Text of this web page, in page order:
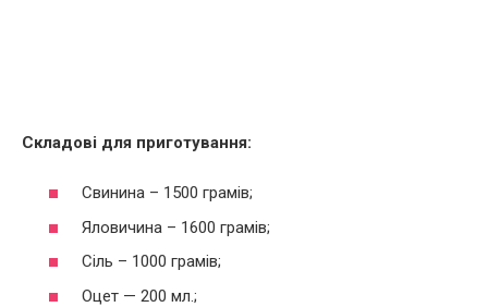
Складові для приготування:
Свинина – 1500 грамів;
Яловичина – 1600 грамів;
Сіль – 1000 грамів;
Оцет — 200 мл.;